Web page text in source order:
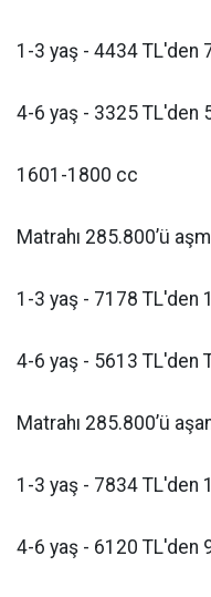
1-3 yaş - 4434 TL'den
4-6 yaş - 3325 TL'den
1601-1800 cc
Matrahı 285.800’ü
1-3 yaş - 7178 TL'den
4-6 yaş - 5613 TL'den
Matrahı 285.800’ü
1-3 yaş - 7834 TL'den
4-6 yaş - 6120 TL'den